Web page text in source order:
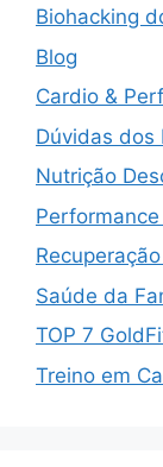
Biohacking
Blog
Cardio &
Dúvidas dos
Nutrição
Saúde da
TOP 7
Treino em